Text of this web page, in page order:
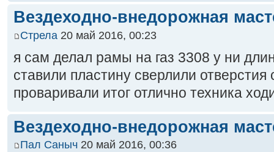
Вездеходно-внедорожная
Стрела 20 май 2016, 00:23
я сам делал рамы на газ 3308 у ни
ставили пластину сверлили
проваривали итог отлично техника
Вездеходно-внедорожная
Пал Саныч 20 май 2016, 00:36